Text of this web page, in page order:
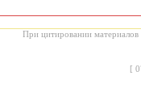
При цитировании материалов
[